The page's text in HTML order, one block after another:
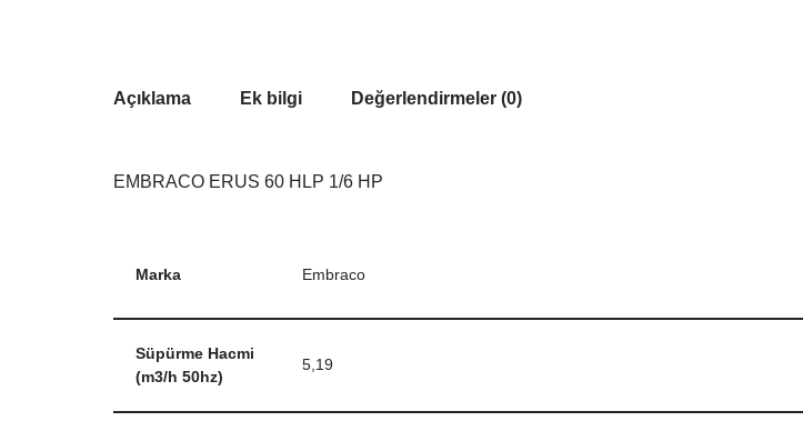
Açıklama Ek bilgi Değerlendirmeler (0)
EMBRACO ERUS 60 HLP 1/6 HP
Marka Embraco
Süpürme Hacmi
(m3/h 50hz)
5,19